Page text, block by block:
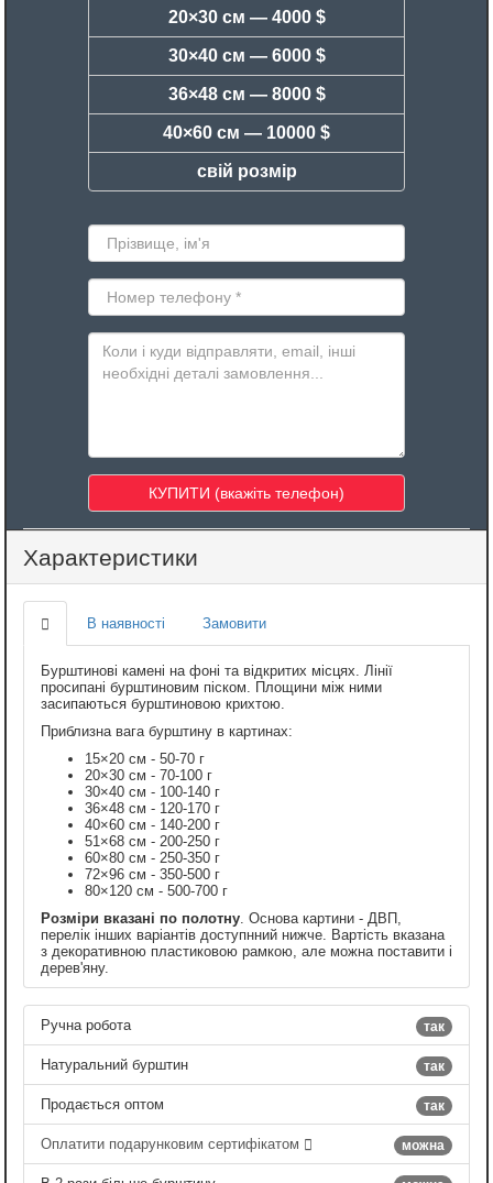
20×30 см — 4000 $
30×40 см — 6000 $
36×48 см — 8000 $
40×60 см — 10000 $
свій розмір
Характеристики
В наявності Замовити
Бурштинові камені на фоні та відкритих місцях. Лінії
просипані бурштиновим піском. Площини між ними
засипаються бурштиновою крихтою.
Приблизна вага бурштину в картинах:
15×20 см - 50-70 г
20×30 см - 70-100 г
30×40 см - 100-140 г
36×48 см - 120-170 г
40×60 см - 140-200 г
51×68 см - 200-250 г
60×80 см - 250-350 г
72×96 см - 350-500 г
80×120 см - 500-700 г
Розміри вказані по полотну . Основа картини - ДВП,
перелік інших варіантів доступнний нижче. Вартість вказана
з декоративною пластиковою рамкою, але можна поставити і
дерев'яну.
так
Ручна робота
так
Натуральний бурштин
так
Продається оптом
можна
Оплатити подарунковим сертифікатом